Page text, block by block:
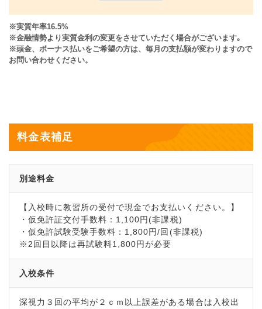
※実質年率16.5%
※金融情勢より実質金利の変更をさせていただく場合がございます｡
※頭金、ボーナス払いをご希望の方は、毎月の支払額が変わりますので
お問い合わせください。
料金表補足
別途料金
【入校時に教習所の受付で現金でお支払いください。】
・仮免許証交付手数料：1,100円(非課税)
・仮免許試験受験手数料：1,800円/回(非課税)
※2回目以降は再試験料1,800円が必要
入校条件
深視力３回の平均が２ｃｍ以上誤差がある場合は入校出